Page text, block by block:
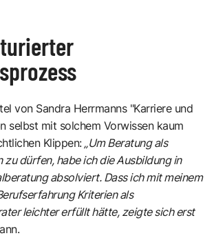
von Sandra Herrmanns "Karriere und
selbst mit solchem Vorwissen kaum
Klippen:„Um Beratung als
zu dürfen, habe ich die Ausbildung in
absolviert. Dass ich mit meinem
Kriterien als
leichter erfüllt hätte, zeigte sich erst